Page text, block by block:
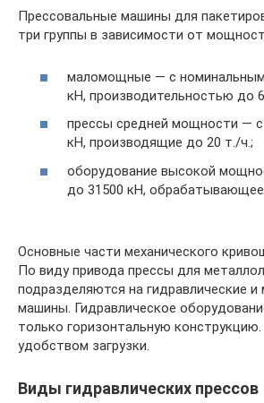
Прессовальные машины для
три группы в зависимости от
маломощные — с номинальным
кН, производительностью до
прессы средней мощности — с
кН, производящие до 20 т./ч.;
оборудование высокой
до 31500 кН,
Основные части механического
По виду привода прессы для
подразделяются на гидравлические и
машины. Гидравлическое
только горизонтальную
удобством загрузки.
Виды гидравлических прессов